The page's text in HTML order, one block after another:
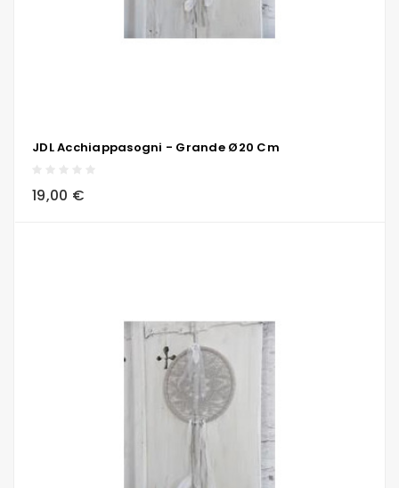
JDL Acchiappasogni - Grande Ø20 Cm
19,00 €
local_grocery_store